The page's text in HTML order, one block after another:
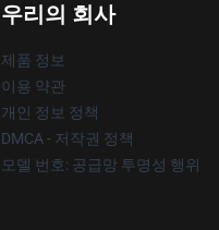
우리의 회사
제품 정보
이용 약관
개인 정보 정책
DMCA - 저작권 정책
모델 번호: 공급망 투명성 행위